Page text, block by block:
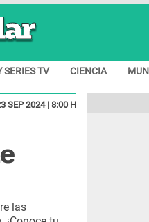
SERIES TV CIENCIA
SEP 2024 | 8:00 H
las